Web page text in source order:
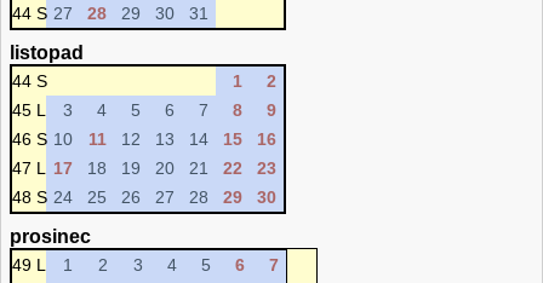
44 S 27 28 29 30 31
listopad
44 S 1
2
45 L
3 4 5 6 7 8
9
46 S 10 11 12 13 14 15
16
47 L
17 18 19 20 21 22
23
48 S 24 25 26 27 28 29 30
prosinec
49 L 1 2 3 4 5 6
7